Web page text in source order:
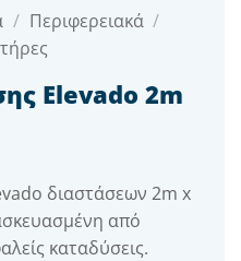
/ Περιφερειακά /
Elevado 2m
διαστάσεων 2m x
από
καταδύσεις.